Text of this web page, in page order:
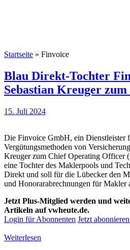
Startseite » Finvoice
Blau Direkt-Tochter
Sebastian Kreuger
15. Juli 2024
Die Finvoice GmbH, ein Dienstleister
Vergütungsmethoden von
Kreuger zum Chief Operating Officer
eine Tochter des Maklerpools und
Direkt und soll für die Lübecker den
und Honorarabrechnungen für Makler
Jetzt Plus-Mitglied werden und
Artikeln auf vwheute.de.
Login für Abonnenten Jetzt
Weiterlesen